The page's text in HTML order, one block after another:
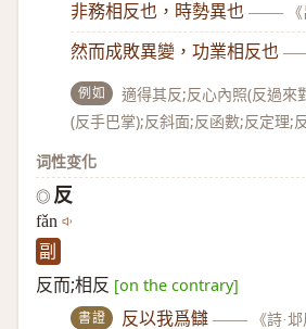
非務相反也，時勢異也 ——
然而成敗異變，功業相反也
例如
適得其反;反心內照(反過來
(反手巴掌);反斜面;反函數;反定理;
词性变化
◎ 反
fǎn
副
反而;相反 [on the contrary]
書證 反以我爲讎 —— 《詩·